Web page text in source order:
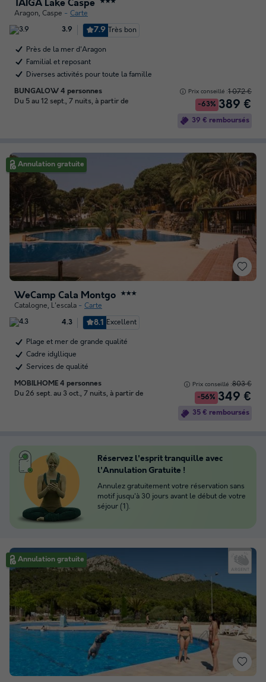
TAIGA Lake Caspe
Aragon, Caspe Carte
3.9 7.9 Très bon
Près de la mer d'Aragon
Familial et reposant
Diverses activités pour toute la famille
BUNGALOW 4 personnes
Du 5 au 12 sept., 7 nuits, à partir de
Prix conseillé :1 072 €
-63% 389 €
39 € remboursés
Annulation gratuite
WeCamp Cala Montgo ★★★
Catalogne, L'escala Carte
4.3 8.1 Excellent
Plage et mer de grande qualité
Cadre idyllique
Services de qualité
MOBILHOME 4 personnes
Du 26 sept. au 3 oct., 7 nuits, à partir de
Prix conseillé :803 €
-56% 349 €
35 € remboursés
Annulation gratuite
Réservez l'esprit tranquille avec
l'Annulation Gratuite !
Annulez gratuitement votre réservation sans
motif jusqu'à 30 jours avant le début de votre
séjour (1).